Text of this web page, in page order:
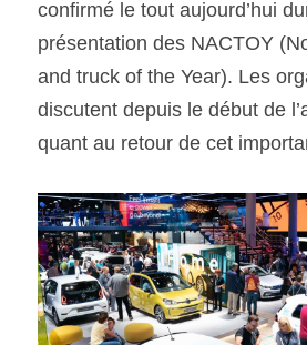
confirmé le tout aujourd’hui
présentation des NACTOY
and truck of the Year). Les
discutent depuis le début de
quant au retour de cet